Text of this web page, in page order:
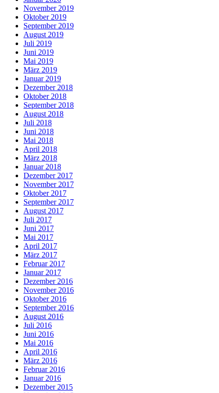
November 2019
Oktober 2019
September 2019
August 2019
Juli 2019
Juni 2019
Mai 2019
März 2019
Januar 2019
Dezember 2018
Oktober 2018
September 2018
August 2018
Juli 2018
Juni 2018
Mai 2018
April 2018
März 2018
Januar 2018
Dezember 2017
November 2017
Oktober 2017
September 2017
August 2017
Juli 2017
Juni 2017
Mai 2017
April 2017
März 2017
Februar 2017
Januar 2017
Dezember 2016
November 2016
Oktober 2016
September 2016
August 2016
Juli 2016
Juni 2016
Mai 2016
April 2016
März 2016
Februar 2016
Januar 2016
Dezember 2015